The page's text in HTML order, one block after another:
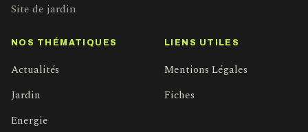
Site de jardin
NOS THÉMATIQUES
Actualités
Jardin
Energie
LIENS UTILES
Mentions Légales
Fiches